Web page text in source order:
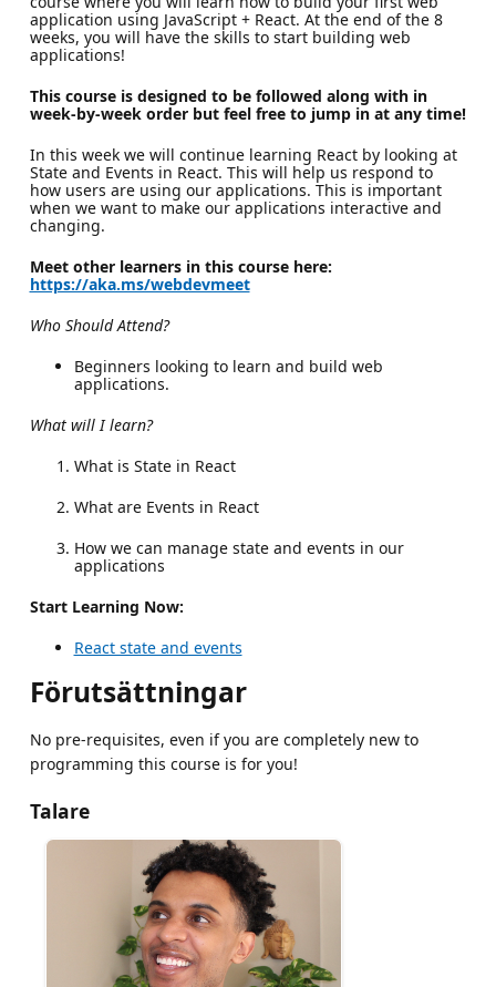
application using JavaScript + React. At the end of the 8
weeks, you will have the skills to start building web
applications!
This course is designed to be followed along with in
week-by-week order but feel free to jump in at any time!
In this week we will continue learning React by looking at
State and Events in React. This will help us respond to
how users are using our applications. This is important
when we want to make our applications interactive and
changing.
Meet other learners in this course here:
https://aka.ms/webdevmeet
Who Should Attend?
Beginners looking to learn and build web
applications.
What will I learn?
What is State in React
What are Events in React
How we can manage state and events in our
applications
Start Learning Now:
React state and events
Förutsättningar
No pre-requisites, even if you are completely new to
programming this course is for you!
Talare